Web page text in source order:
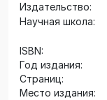
Издательство:
Научная школа:
ISBN:
Год издания:
Страниц:
Место издания: